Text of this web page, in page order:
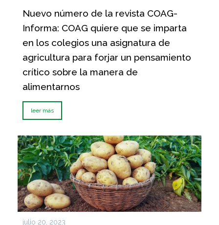
Nuevo número de la revista COAG-
Informa: COAG quiere que se imparta
en los colegios una asignatura de
agricultura para forjar un pensamiento
crítico sobre la manera de
alimentarnos
leer más
julio 20, 2023